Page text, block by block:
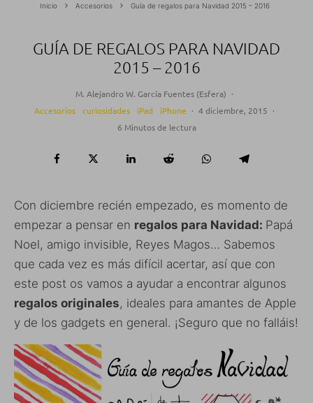
Inicio Accesorios Guía de regalos para Navidad 2015 – 2016
GUÍA DE REGALOS PARA NAVIDAD
2015 – 2016
M. Alejandro W. García Fuentes (Esfera) ·
Accesorios
curiosidades iPad iPhone · 4 diciembre, 2015 ·
6 Minutos de lectura
Con diciembre recién empezado, es momento de
empezar a pensar en regalos para Navidad: Papá
Noel, amigo invisible, Reyes Magos… Sabemos
que cada vez es más difícil acertar, así que con
este post os vamos a ayudar a encontrar algunos
regalos originales, ideales para amantes de Apple
y de los gadgets en general. ¡Seguro que no falláis!